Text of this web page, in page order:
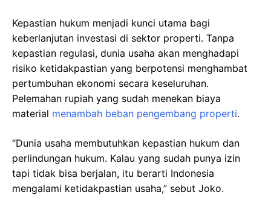
Kepastian hukum menjadi kunci utama bagi
keberlanjutan investasi di sektor properti. Tanpa
kepastian regulasi, dunia usaha akan menghadapi
risiko ketidakpastian yang berpotensi menghambat
pertumbuhan ekonomi secara keseluruhan.
Pelemahan rupiah yang sudah menekan biaya
material menambah beban pengembang properti.
“Dunia usaha membutuhkan kepastian hukum dan
perlindungan hukum. Kalau yang sudah punya izin
tapi tidak bisa berjalan, itu berarti Indonesia
mengalami ketidakpastian usaha,” sebut Joko.